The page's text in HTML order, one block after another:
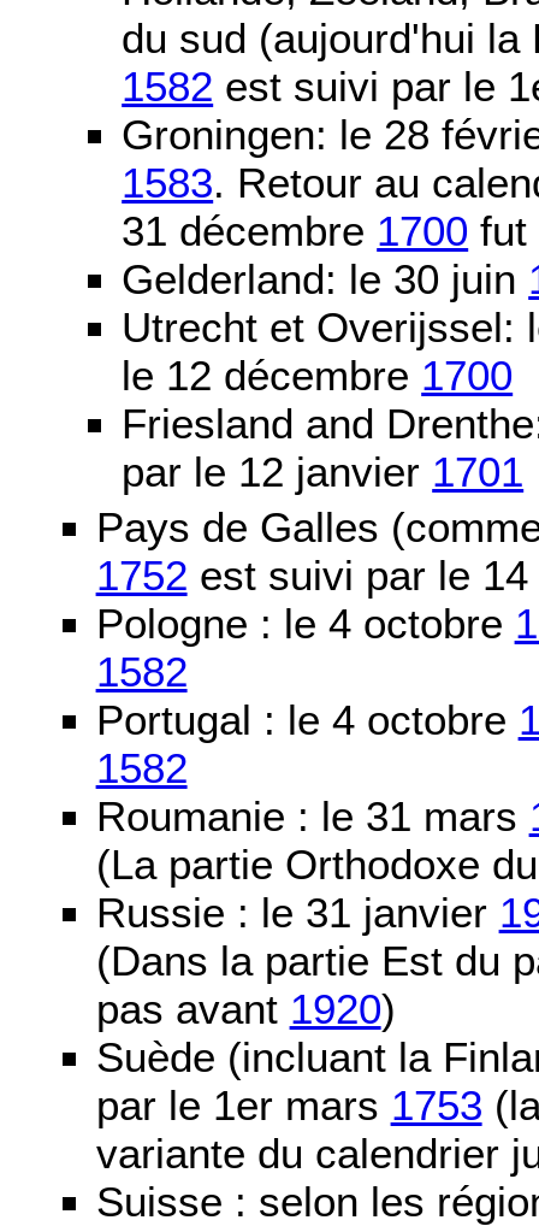
du sud (aujourd'hui la
1582 est suivi par le
Groningen: le 28
1583. Retour au
31 décembre 1700 fut
Gelderland: le 30 juin
Utrecht et Overijssel:
le 12 décembre 1700
Friesland and
par le 12 janvier 1701
Pays de Galles
1752 est suivi par le
Pologne : le 4 octobre
1582
Portugal : le 4 octobre
1582
Roumanie : le 31 mars
(La partie Orthodoxe
Russie : le 31 janvier
(Dans la partie Est du
pas avant 1920)
Suède (incluant la
par le 1er mars 1753
variante du calendrier
Suisse : selon les